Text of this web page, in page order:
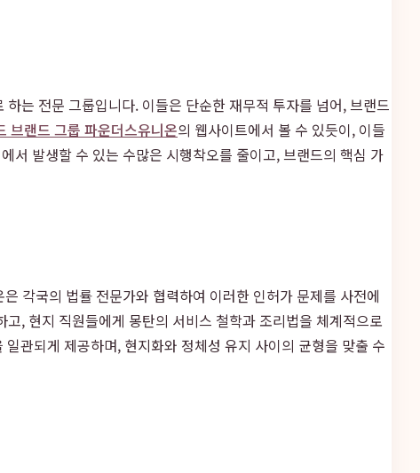
는 전문 그룹입니다. 이들은 단순한 재무적 투자를 넘어, 브랜드
브랜드 그룹 파운더스유니온의 웹사이트에서 볼 수 있듯이, 이들
서 발생할 수 있는 수많은 시행착오를 줄이고, 브랜드의 핵심 가
각국의 법률 전문가와 협력하여 이러한 인허가 문제를 사전에
, 현지 직원들에게 몽탄의 서비스 철학과 조리법을 체계적으로
관되게 제공하며, 현지화와 정체성 유지 사이의 균형을 맞출 수